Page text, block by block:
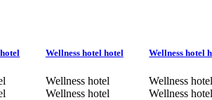
Wellness hotel hotel
Wellness hotel
Wellness hotel
Wellness hotel
Wellness hotel
Wellness hotel